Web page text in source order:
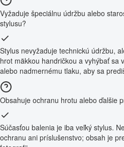
Vyžaduje špeciálnu údržbu alebo
stylusu?
Stylus nevyžaduje technickú údržbu,
hrot mäkkou handričkou a vyhýbať sa
alebo nadmernému tlaku, aby sa
Obsahuje ochranu hrotu alebo ďalšie
Súčasťou balenia je iba veľký stylus.
ochranu ani príslušenstvo; obsah je